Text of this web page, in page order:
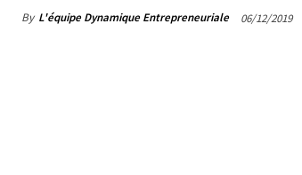
By L'équipe Dynamique Entrepreneuriale 06/12/2019